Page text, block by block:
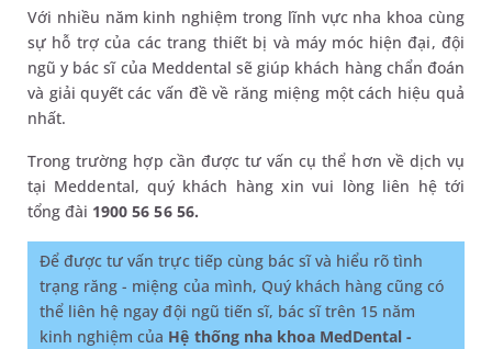
Với nhiều năm kinh nghiệm trong lĩnh vực nha khoa cùng
sự hỗ trợ của các trang thiết bị và máy móc hiện đại, đội
ngũ y bác sĩ của Meddental sẽ giúp khách hàng chẩn đoán
và giải quyết các vấn đề về răng miệng một cách hiệu quả
nhất.
Trong trường hợp cần được tư vấn cụ thể hơn về dịch vụ
tại Meddental, quý khách hàng xin vui lòng liên hệ tới
tổng đài 1900 56 56 56.
Để được tư vấn trực tiếp cùng bác sĩ và hiểu rõ tình
trạng răng - miệng của mình, Quý khách hàng cũng có
thể liên hệ ngay đội ngũ tiến sĩ, bác sĩ trên 15 năm
kinh nghiệm của Hệ thống nha khoa MedDental -